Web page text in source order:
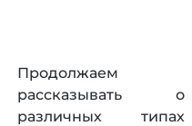
Продолжаем
рассказывать о
различных типах